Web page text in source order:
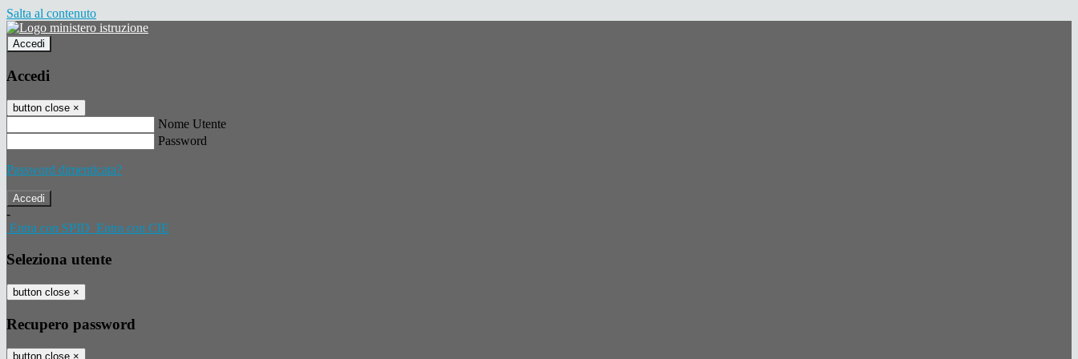
Salta al contenuto
Accedi
Accedi
button close ×
Nome Utente
Password
Password dimenticata?
-
Entra con SPID Entra con CIE
Seleziona utente
button close ×
Recupero password
button close ×